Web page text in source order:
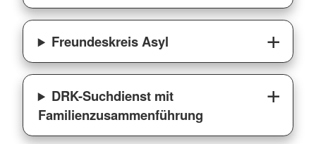
Freundeskreis Asyl
DRK-Suchdienst mit
Familienzusammenführung